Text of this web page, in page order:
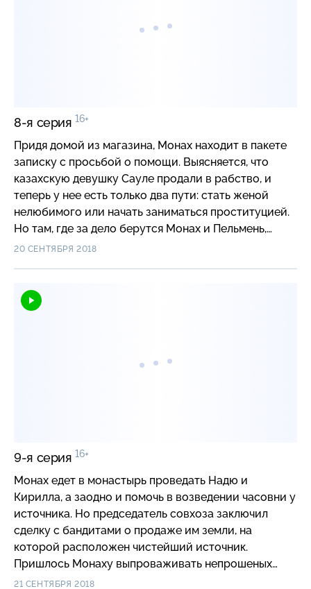
8-я серия 16+
Придя домой из магазина, Монах находит в пакете
записку с просьбой о помощи. Выясняется, что
казахскую девушку Сауле продали в рабство, и
теперь у нее есть только два пути: стать женой
нелюбимого или начать заниматься проституцией.
Но там, где за дело берутся Монах и Пельмень,
всегда найдется альтернативный вариант.
20 СЕНТЯБРЯ 2018
9-я серия 16+
Монах едет в монастырь проведать Надю и
Кирилла, а заодно и помочь в возведении часовни у
источника. Но председатель совхоза заключил
сделку с бандитами о продаже им земли, на
которой расположен чистейший источник.
Пришлось Монаху выпроваживать непрошеных
гостей…
21 СЕНТЯБРЯ 2018